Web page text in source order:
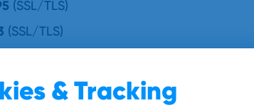
& Tracking
(SSL/TLS)
(SSL/TLS)
TLS oder STARTTLS ist aus